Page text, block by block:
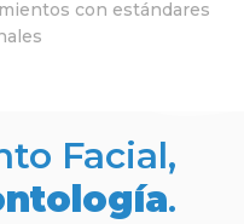
Facial,
.